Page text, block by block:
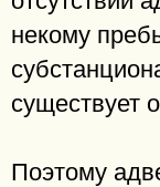
некому
существует
Поэтому